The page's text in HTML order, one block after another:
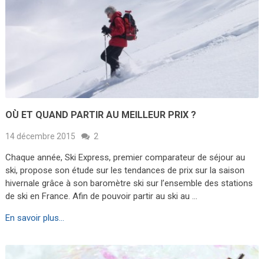
OÙ ET QUAND PARTIR AU MEILLEUR PRIX ?
14 décembre 2015 2
Chaque année, Ski Express, premier comparateur de séjour au
ski, propose son étude sur les tendances de prix sur la saison
hivernale grâce à son baromètre ski sur l’ensemble des stations
de ski en France. Afin de pouvoir partir au ski au …
En savoir plus...